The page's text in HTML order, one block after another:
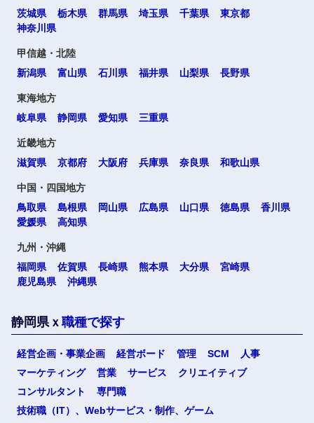
茨城県
栃木県 群馬県 埼玉県 千葉県
東京都
神奈川県
甲信越・北陸
新潟県
富山県 石川県 福井県 山梨県 長野県
東海地方
岐阜県
静岡県 愛知県 三重県
近畿地方
滋賀県
京都府 大阪府 兵庫県 奈良県 和歌山県
中国・四国地方
鳥取県
島根県 岡山県 広島県 山口県 徳島県
香川県
愛媛県
高知県
九州・沖縄
福岡県
佐賀県 長崎県 熊本県 大分県
宮崎県
鹿児島県
沖縄県
静岡県ｘ 職種で探す
経営企画・事業企画 経営ボード 管理 SCM
人事
マーケティング
営業 サービス
クリエイティブ
コンサルタント
専門職
技術職（IT）、Webサービス・制作、ゲーム